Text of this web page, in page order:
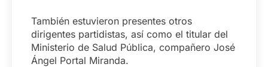
También estuvieron presentes otros
dirigentes partidistas, así como el titular del
Ministerio de Salud Pública, compañero José
Ángel Portal Miranda.